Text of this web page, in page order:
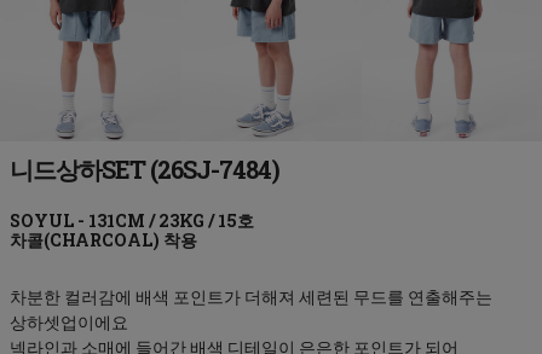
니드상하SET (26SJ-7484)
차콜(CHARCOAL)
차분한 컬러감에 배색 포인트가 더해져 세련된 무드를 연출해주는
상하셋업이에요
넥라인과 소매에 들어간 배색 디테일이 은은한 포인트가 되어